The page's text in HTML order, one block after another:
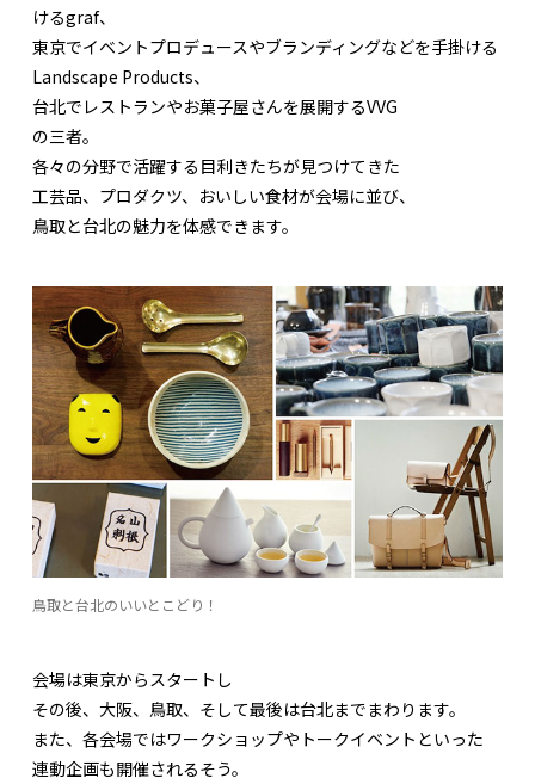
けるgraf、
東京でイベントプロデュースやブランディングなどを手掛ける
Landscape Products、
台北でレストランやお菓子屋さんを展開するVVG
の三者。
各々の分野で活躍する目利きたちが見つけてきた
工芸品、プロダクツ、おいしい食材が会場に並び、
鳥取と台北の魅力を体感できます。
鳥取と台北のいいとこどり！
会場は東京からスタートし
その後、大阪、鳥取、そして最後は台北までまわります。
また、各会場ではワークショップやトークイベントといった
連動企画も開催されるそう。